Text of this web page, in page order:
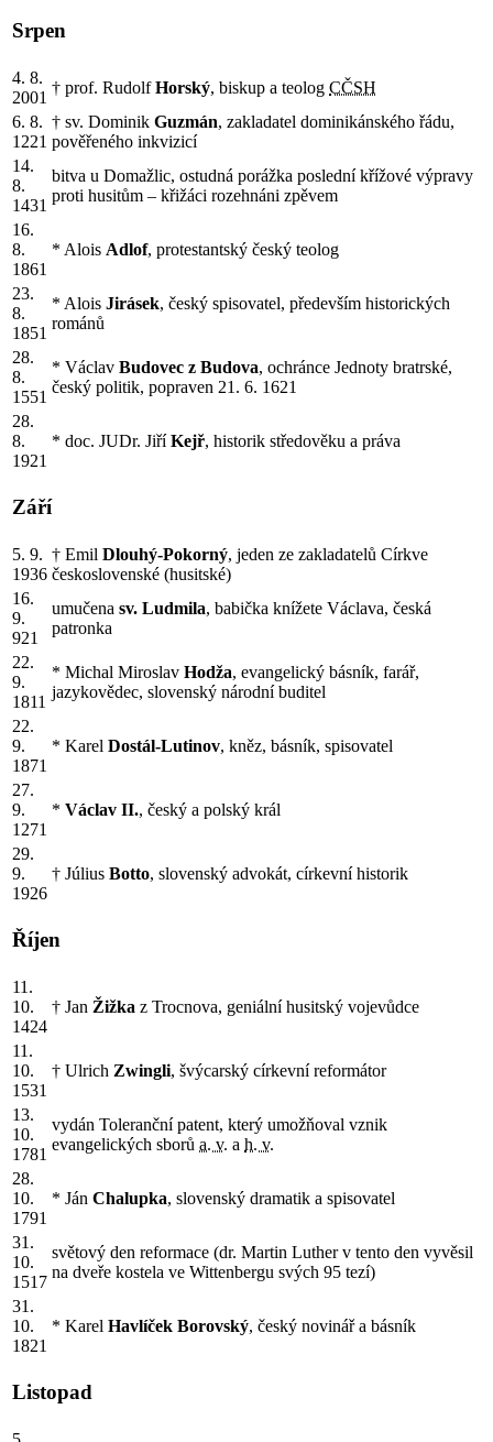
Srpen
4. 8.
2001
† prof. RudolfHorský, biskup a teolog CČSH
6. 8.
1221
† sv. Dominik Guzmán, zakladatel dominikánského řádu,
pověřeného inkvizicí
14.
8.
1431
bitva u Domažlic, ostudná porážka poslední křížové výpravy
proti husitům – křižáci rozehnáni zpěvem
16.
8.
1861
* Alois Adlof, protestantský český teolog
23.
8.
1851
* Alois Jirásek, český spisovatel, především historických
románů
28.
8.
1551
* Václav Budovec z Budova, ochránce Jednoty bratrské,
český politik, popraven 21. 6. 1621
28.
8.
1921
* doc. JUDr. JiříKejř, historik středověku a práva
Září
5. 9.
1936
† Emil Dlouhý-Pokorný, jeden ze zakladatelů Církve
československé (husitské)
16.
9.
921
umučena sv. Ludmila, babička knížete Václava, česká
patronka
22.
9.
1811
* Michal Miroslav Hodža, evangelický básník, farář,
jazykovědec, slovenský národní buditel
22.
9.
1871
* Karel Dostál-Lutinov, kněz, básník, spisovatel
27.
9.
1271
* Václav II., český a polský král
29.
9.
1926
† Július Botto, slovenský advokát, církevní historik
Říjen
11.
10.
1424
† Jan Žižka z Trocnova, geniální husitský vojevůdce
11.
10.
1531
† Ulrich Zwingli, švýcarský církevní reformátor
13.
10.
1781
vydán Toleranční patent, který umožňoval vznik
evangelických sborů a. v. a h. v.
28.
10.
1791
* Ján Chalupka, slovenský dramatik a spisovatel
31.
10.
1517
světový den reformace (dr. Martin Luther v tento den vyvěsil
na dveře kostela ve Wittenbergu svých 95 tezí)
31.
10.
1821
* Karel Havlíček Borovský, český novinář a básník
Listopad